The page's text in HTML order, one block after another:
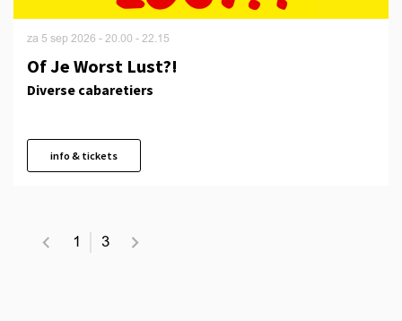
Of Je Worst Lust?!
Diverse cabaretiers
za 5 sep 2026 - 20.00 - 22.15
info & tickets
1 3